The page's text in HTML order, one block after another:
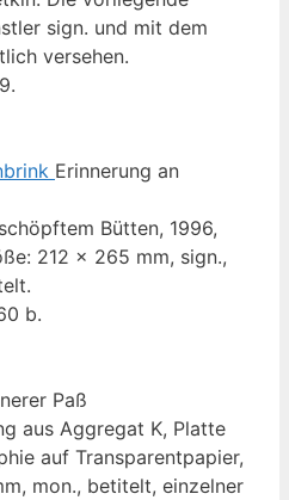
sign. und mit dem
versehen.
Erinnerung an
Bütten, 1996,
212 x 265 mm, sign.,
b.
Paß
aus Aggregat K, Platte
auf Transparentpapier,
mon., betitelt, einzelner